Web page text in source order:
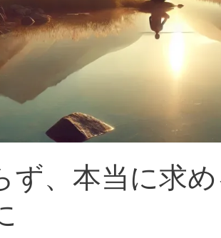
ず、本当に求